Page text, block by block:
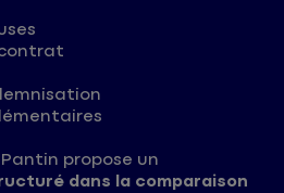
contrat
propose un
dans la comparaison